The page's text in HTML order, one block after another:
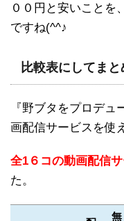
００円と安いことを
ですね(^^♪
比較表にしてま
『野ブタをプロデ
画配信サービスを使
全1６コの動画配信
た。
無